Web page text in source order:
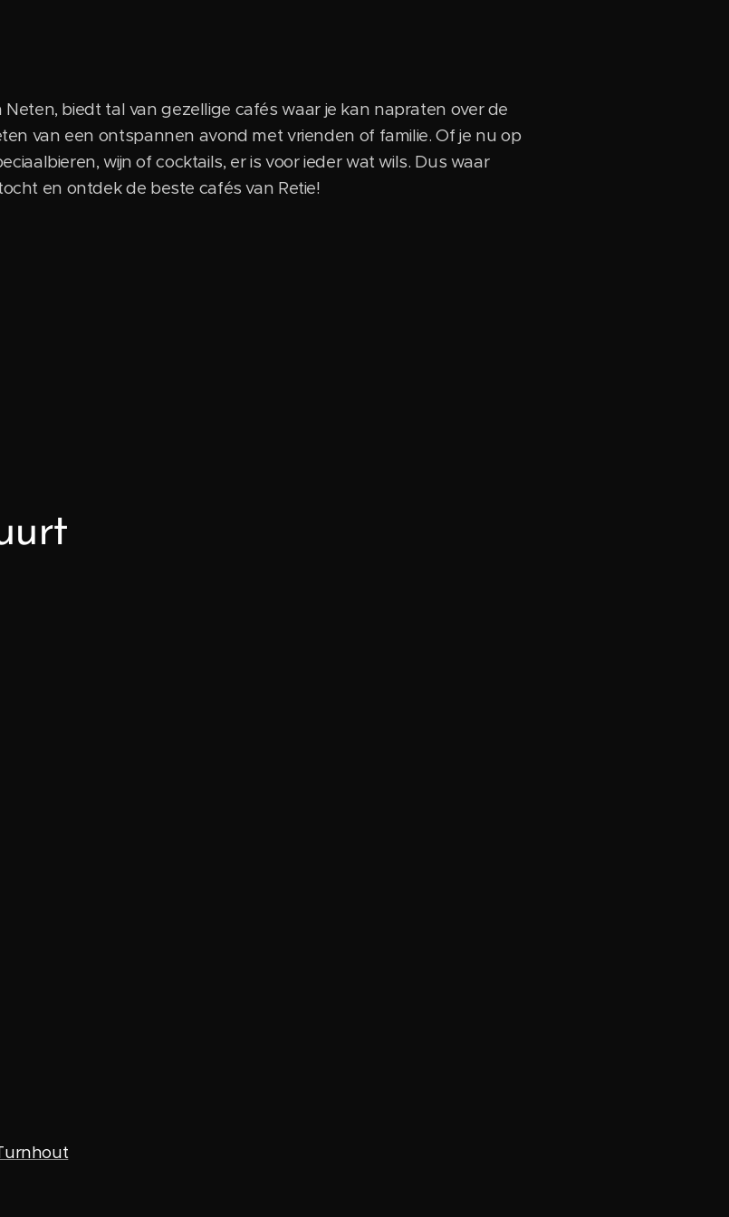
biedt tal van gezellige cafés waar je kan napraten over de
van een ontspannen avond met vrienden of familie. Of je nu op
wijn of cocktails, er is voor ieder wat wils. Dus waar
en ontdek de beste cafés van Retie!